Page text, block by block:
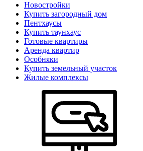
Новостройки
Купить загородный дом
Пентхаусы
Купить таунхаус
Готовые квартиры
Аренда квартир
Особняки
Купить земельный участок
Жилые комплексы